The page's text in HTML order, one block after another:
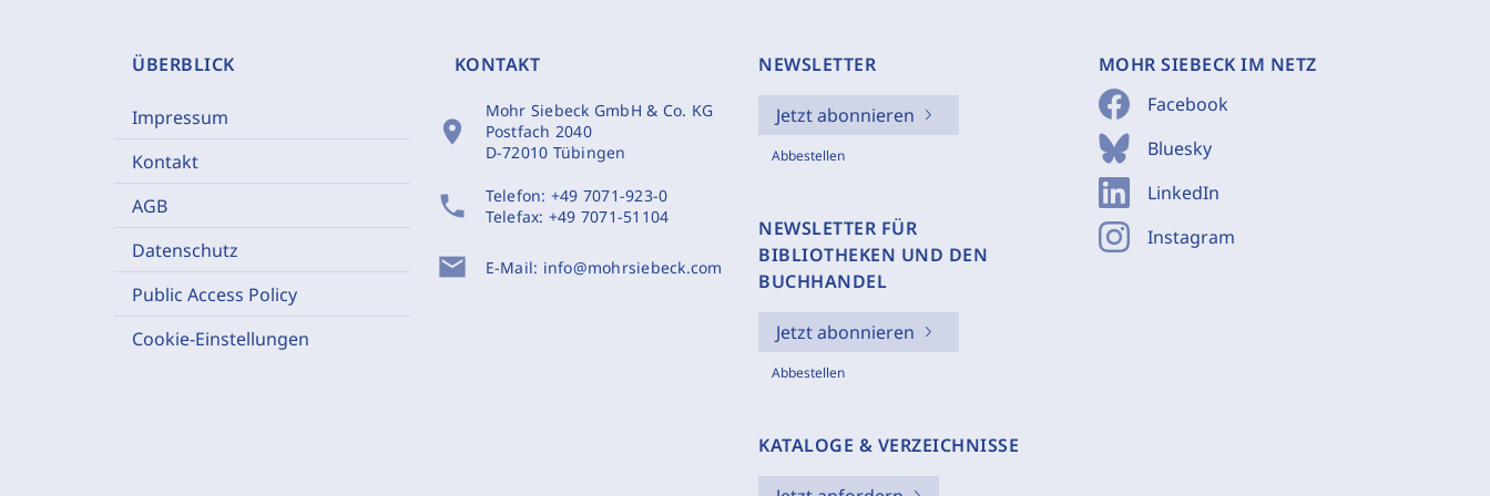
ÜBERBLICK
Impressum
Kontakt
AGB
Datenschutz
Public Access Policy
Cookie-Einstellungen
KONTAKT
location_on
Mohr Siebeck GmbH & Co. KG
Postfach 2040
D-72010 Tübingen
phone Telefon: +49 7071-923-0
Telefax: +49 7071-51104
mail E-Mail: info@mohrsiebeck.com
NEWSLETTER
Jetzt abonnieren
Abbestellen
NEWSLETTER FÜR
BIBLIOTHEKEN UND DEN
BUCHHANDEL
Jetzt abonnieren
Abbestellen
KATALOGE & VERZEICHNISSE
MOHR SIEBECK IM NETZ
Facebook
Bluesky
LinkedIn
Instagram